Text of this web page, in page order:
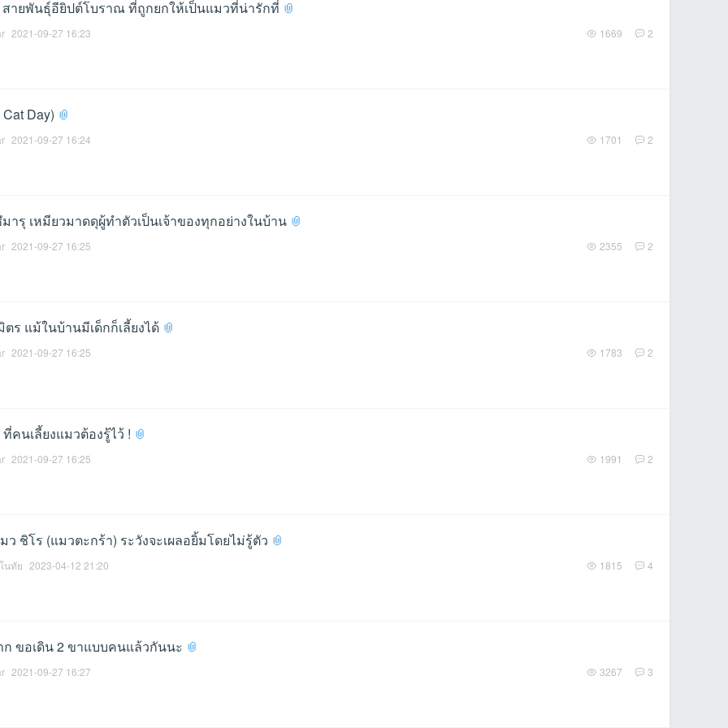
สายพันธุ์อียิปต์โบราณ ที่ถูกยกให้เป็นแมวที่น่ารักที่
2021-09-27 16:23 1669 2
Day)
2021-09-27 16:24 1701 2
ารุ เหมียวมาดดุผู้ทำตัวเป็นเจ้าของทุกอย่างในบ้าน
2021-09-27 16:25 2355 2
ร แม้ในบ้านมีเด็กก็เลี้ยงได้
2021-09-27 16:25 1783 2
คนเลี้ยงแมวต้องรู้ไว้ !
2021-09-27 16:25 1991 2
ชิโร (แมวตะกร้า) ระวังจะเผลอยิ้มโดยไม่รู้ตัว
นทัย 2023-04-12 21:20 1815 4
ขอเดิน 2 ขาแบบคนแล้วกันนะ
2021-09-27 16:27 3267 3